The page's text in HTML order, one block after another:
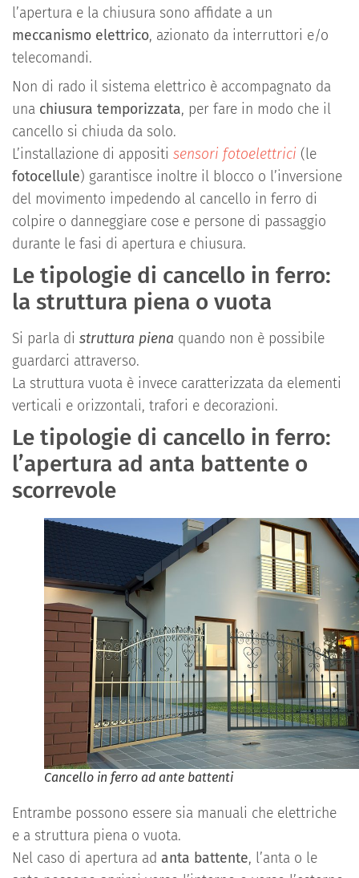
l’apertura e la chiusura sono affidate a un
meccanismo elettrico, azionato da interruttori e/o
telecomandi.
Non di rado il sistema elettrico è accompagnato da
una chiusura temporizzata, per fare in modo che il
cancello si chiuda da solo.
L’installazione di appositi sensori fotoelettrici (le
fotocellule) garantisce inoltre il blocco o l’inversione
del movimento impedendo al cancello in ferro di
colpire o danneggiare cose e persone di passaggio
durante le fasi di apertura e chiusura.
Le tipologie di cancello in ferro:
la struttura piena o vuota
Si parla di struttura piena quando non è possibile
guardarci attraverso.
La struttura vuota è invece caratterizzata da elementi
verticali e orizzontali, trafori e decorazioni.
Le tipologie di cancello in ferro:
l’apertura ad anta battente o
scorrevole
Cancello in ferro ad ante battenti
Entrambe possono essere sia manuali che elettriche
e a struttura piena o vuota.
Nel caso di apertura ad anta battente, l’anta o le